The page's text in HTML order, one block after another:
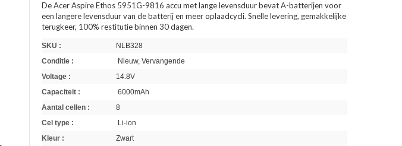
De Acer Aspire Ethos 5951G-9816 accu met lange levensduur bevat A-batterijen voor
een langere levensduur van de batterij en meer oplaadcycli. Snelle levering, gemakkelijke
terugkeer, 100% restitutie binnen 30 dagen.
SKU :
NLB328
Conditie :
Nieuw, Vervangende
Voltage :
14.8V
Capaciteit :
6000mAh
Aantal cellen :
8
Cel type :
Li-ion
Kleur :
Zwart